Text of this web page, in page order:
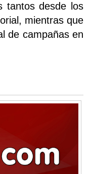
tantos desde los
mientras que
de campañas en